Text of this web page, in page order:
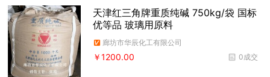
天津红三角牌重质纯碱 750kg/袋 国标
优等品 玻璃用原料
廊坊市华辰化工有限公司
0成交
￥1200.00